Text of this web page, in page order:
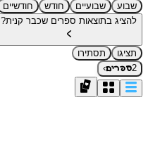
שבוע שבועיים חודש
חודשיים
להציג בתוצאות ספרים שכבר קנית?
תציגו
תסתירו
2ספרים›